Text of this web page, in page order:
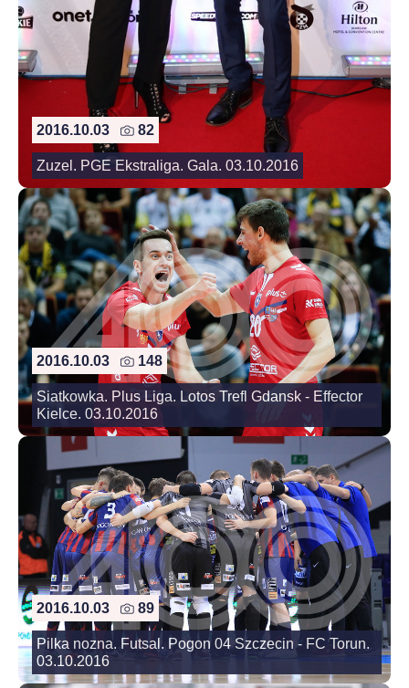
2016.10.03 82
Zuzel. PGE Ekstraliga. Gala. 03.10.2016
2016.10.03 148
Siatkowka. Plus Liga. Lotos Trefl Gdansk - Effector
Kielce. 03.10.2016
2016.10.03 89
Pilka nozna. Futsal. Pogon 04 Szczecin - FC Torun.
03.10.2016